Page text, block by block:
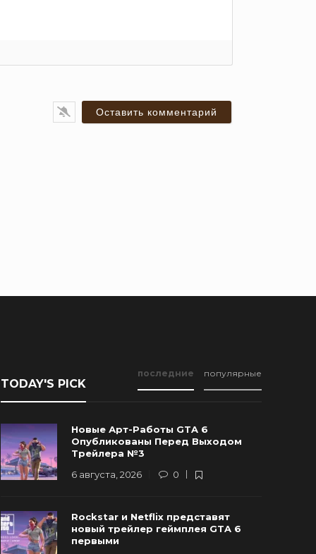
и Netflix представят новый
геймплея GTA 6 первыми
TODAY'S PICK
последние популярные
Новые Арт-Работы GTA 6
Опубликованы Перед Выходом
Трейлера №3
6 августа, 2026
0
Rockstar и Netflix представят
новый трейлер геймплея GTA 6
первыми